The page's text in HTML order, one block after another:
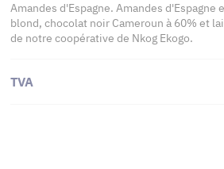
Amandes d'Espagne. Amandes d'Espagne
blond, chocolat noir Cameroun à 60% et
de notre coopérative de Nkog Ekogo.
TVA